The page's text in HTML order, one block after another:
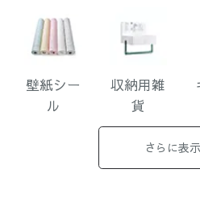
壁紙シー
ル
収納用雑
貨
さらに表示